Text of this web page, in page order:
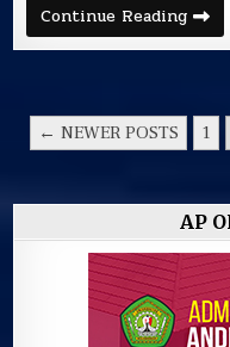
Continue Reading
Ilmu
PAGINASI
POS
← NEWER POSTS 1
AP